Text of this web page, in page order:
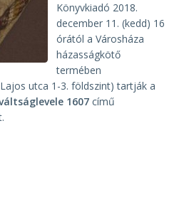
Könyvkiadó 2018.
december 11. (kedd) 16
órától a Városháza
házasságkötő
termében
utca 1-3. földszint) tartják a
1607 című